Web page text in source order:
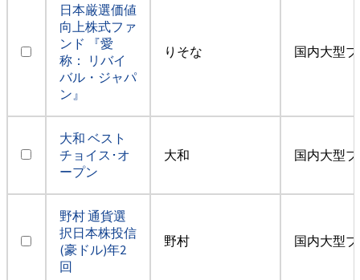
日本厳選価値
向上株式ファ
ンド 『愛
称： リバイ
バル・ジャパ
ン』
りそな 国内大型
大和 ベスト
チョイス･オ
ープン
大和 国内大型
野村 通貨選
択日本株投信
(豪ドル)年2
回
野村 国内大型